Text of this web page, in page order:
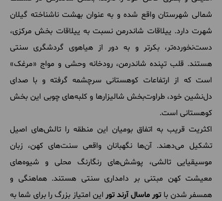
شمالی شهرستان واقع شده و به عنوان بهشت ناشناخته گیلان
شهرت دارد. ییلاقات شاندرمن نسبت به ییلاقات بخش مرکزی،
دست‌نخورده‌تر، بکرتر و به دور از هیاهوی گردشگری سنتی
هستند. قلب تپنده شاندرمن، رودخانه وحشی و مواج «مرغک»
است که از ارتفاعات کوهستانی سرچشمه گرفته و با صدای
دل‌نشین خود، طراوت‌بخش شالیزارها و کلبه‌های چوبی این بخش
کوهستانی است.
اکثریت قریب به اتفاق بومیان این منطقه را تالش‌های اصیل
تشکیل می‌دهند. آن‌ها نگهبانان واقعی سنت‌های کهن، زبان
موسیقیایی تالشی، پوشش‌های رنگارنگ محلی و شیوه‌های
معیشت کهن مبتنی بر دامداری سنتی هستند. هماهنگی و
همسفر شدن با تور ماسال آرند توراین امتیاز بزرگ را برای شما به